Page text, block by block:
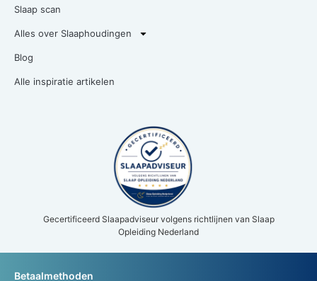
Slaap scan
Alles over Slaaphoudingen
Blog
Alle inspiratie artikelen
Gecertificeerd Slaapadviseur volgens richtlijnen van Slaap
Opleiding Nederland
Betaalmethoden